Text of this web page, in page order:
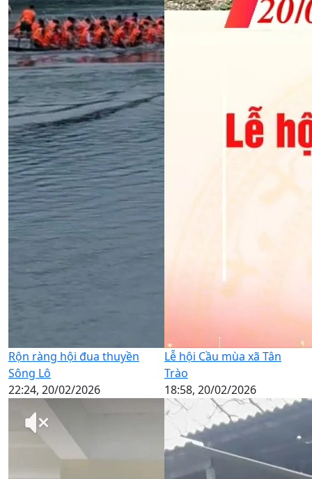
Rộn ràng hội đua thuyền
Sông Lô
22:24, 20/02/2026
Lễ hội Cầu mùa xã Tân
Trào
18:58, 20/02/2026